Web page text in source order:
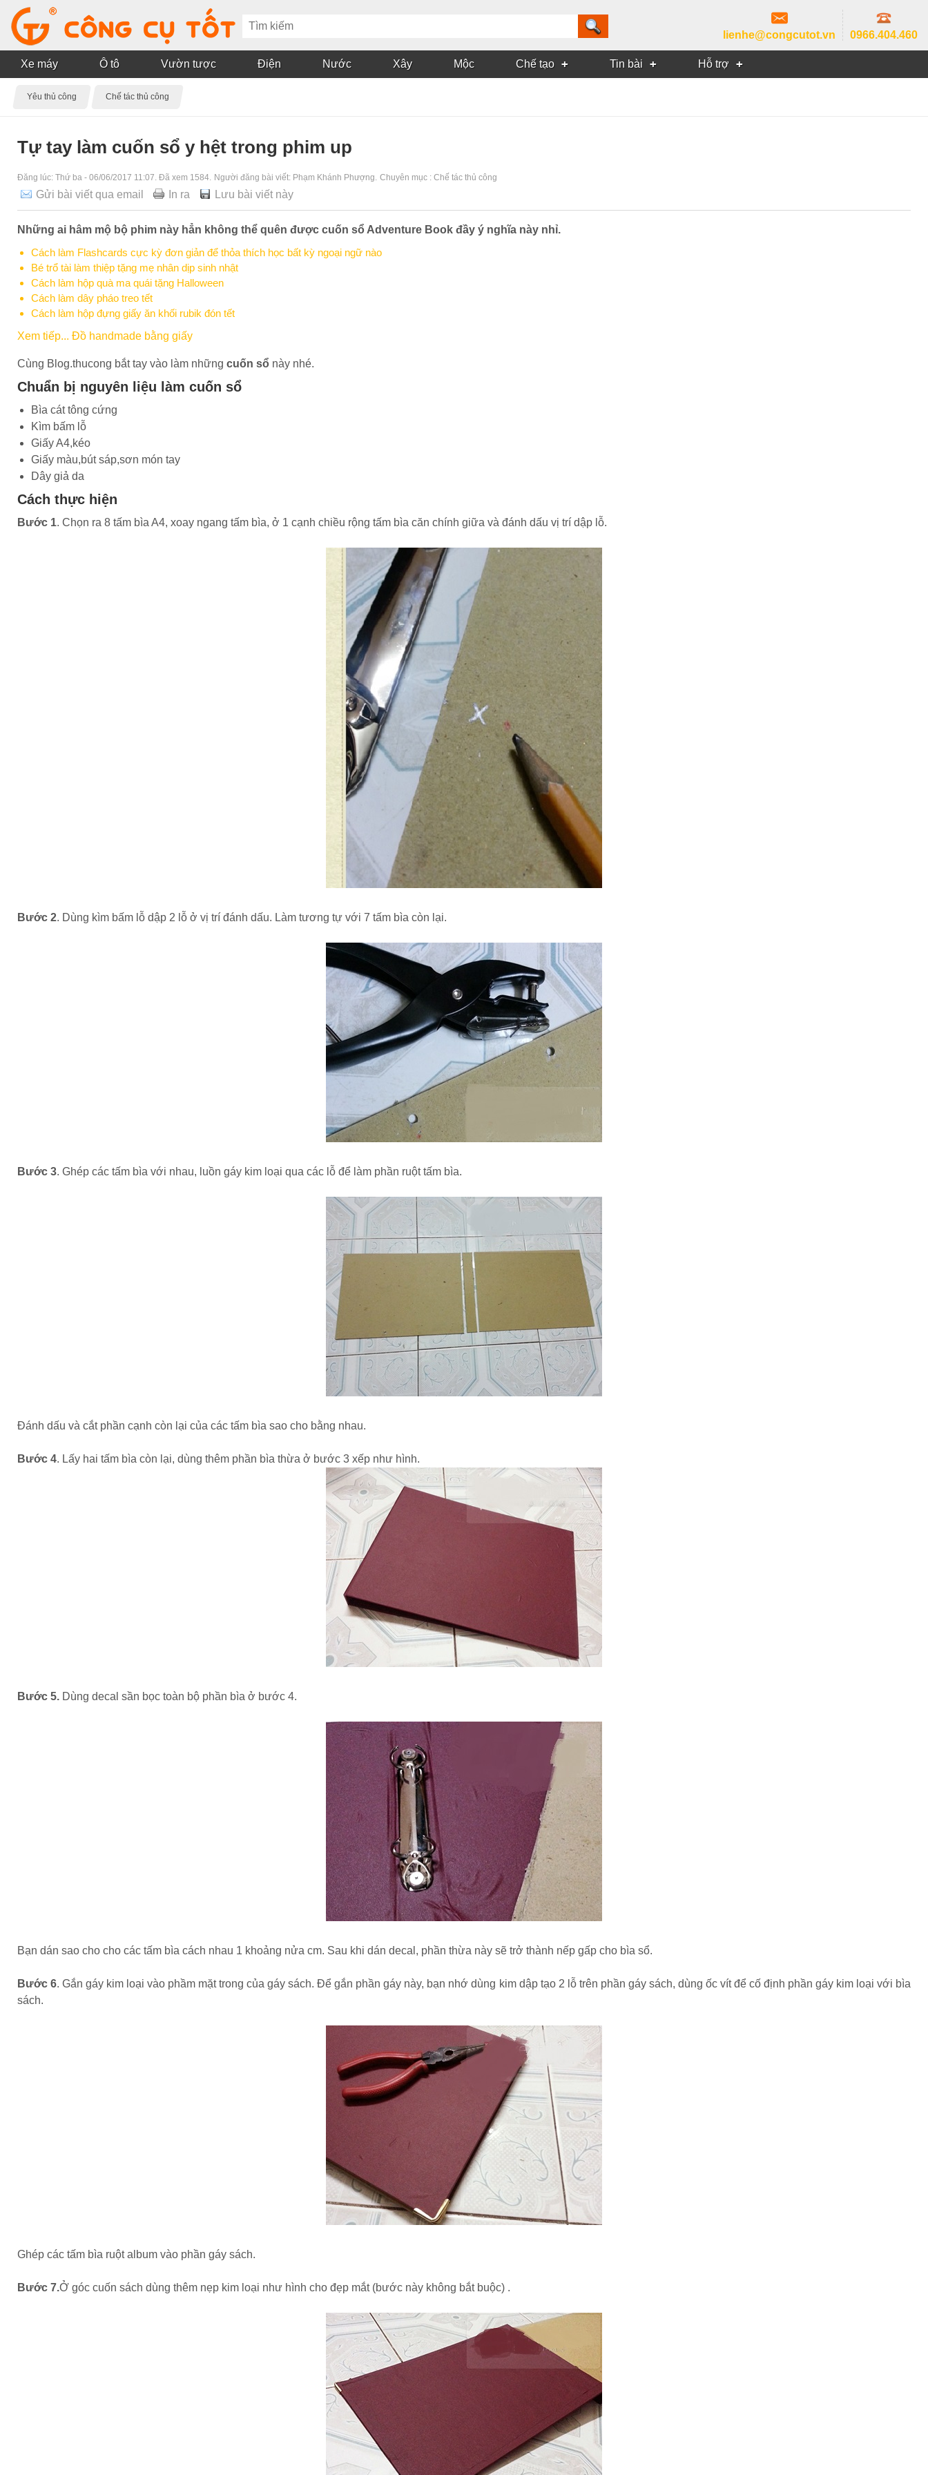
0966.404.460
lienhe@congcutot.vn
Xe máy Ô tô Vườn tược Điện Nước Xây Mộc Chế tạo Tin bài Hỗ trợ
Yêu thủ công Chế tác thủ công
Tự tay làm cuốn sổ y hệt trong phim up
Đăng lúc: Thứ ba - 06/06/2017 11:07 . Đã xem 1584. Người đăng bài viết: Phạm Khánh Phượng Chuyên mục : Chế tác thủ công
Gửi bài viết qua email In ra Lưu bài viết này
Những ai hâm mộ bộ phim này hẳn không thể quên được cuốn sổ Adventure Book đầy ý nghĩa này nhỉ.
Cách làm Flashcards cực kỳ đơn giản để thỏa thích học bất kỳ ngoại ngữ nào
Bé trổ tài làm thiệp tặng mẹ nhân dịp sinh nhật
Cách làm hộp quà ma quái tặng Halloween
Cách làm dây pháo treo tết
Cách làm hộp đựng giấy ăn khối rubik đón tết
Xem tiếp... Đồ handmade bằng giấy
Cùng Blog.thucong bắt tay vào làm những cuốn sổ này nhé.
Chuẩn bị nguyên liệu làm cuốn sổ
Bìa cát tông cứng
Kìm bấm lỗ
Giấy A4,kéo
Giấy màu,bút sáp,sơn món tay
Dây giả da
Cách thực hiện
Bước 1. Chọn ra 8 tấm bìa A4, xoay ngang tấm bìa, ở 1 cạnh chiều rộng tấm bìa căn chính giữa và đánh dấu vị trí dập lỗ.
Bước 2. Dùng kìm bấm lỗ dập 2 lỗ ở vị trí đánh dấu. Làm tương tự với 7 tấm bìa còn lại.
Bước 3. Ghép các tấm bìa với nhau, luồn gáy kim loại qua các lỗ để làm phần ruột tấm bìa.
Đánh dấu và cắt phần cạnh còn lại của các tấm bìa sao cho bằng nhau.
Bước 4. Lấy hai tấm bìa còn lại, dùng thêm phần bìa thừa ở bước 3 xếp như hình.
Bước 5. Dùng decal sần bọc toàn bộ phần bìa ở bước 4.
Bạn dán sao cho cho các tấm bìa cách nhau 1 khoảng nửa cm. Sau khi dán decal, phần thừa này sẽ trở thành nếp gấp cho bìa sổ.
Bước 6. Gắn gáy kim loại vào phầm mặt trong của gáy sách. Để gắn phần gáy này, bạn nhớ dùng kim dập tạo 2 lỗ trên phần gáy sách, dùng ốc vít để cố định phần gáy kim loại với bìa
sách.
Ghép các tấm bìa ruột album vào phần gáy sách.
Bước 7.Ở góc cuốn sách dùng thêm nẹp kim loại như hình cho đẹp mắt (bước này không bắt buộc) .